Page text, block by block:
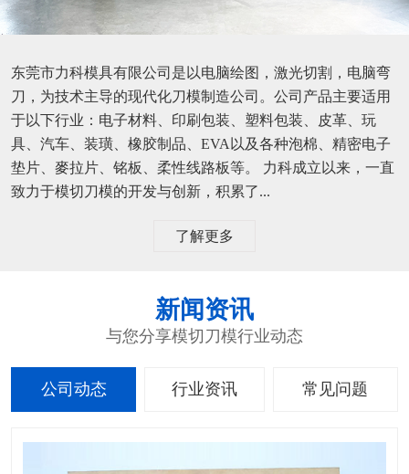
东莞市力科模具有限公司是以电脑绘图，激光切割，电脑弯
刀，为技术主导的现代化刀模制造公司。公司产品主要适用
于以下行业：电子材料、印刷包装、塑料包装、皮革、玩
具、汽车、装璜、橡胶制品、EVA以及各种泡棉、精密电子
垫片、麥拉片、铭板、柔性线路板等。 力科成立以来，一直
致力于模切刀模的开发与创新，积累了...
了解更多
新闻资讯
与您分享模切刀模行业动态
公司动态 行业资讯 常见问题